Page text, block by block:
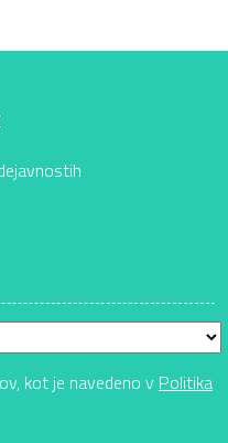
kot je navedeno v Politika